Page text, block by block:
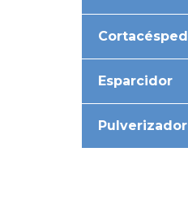
Cortacésped
Esparcidor
Pulverizador